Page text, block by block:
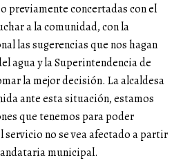
previamente concertadas con el
a la comunidad, con la
las sugerencias que nos hagan
agua y la Superintendencia de
la mejor decisión. La alcaldesa
ante esta situación, estamos
que tenemos para poder
no se vea afectado a partir
municipal.